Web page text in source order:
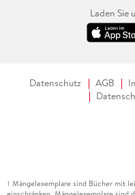
Laden Sie
Datenschutz AGB
1 Mängelexemplare sind Bücher mit